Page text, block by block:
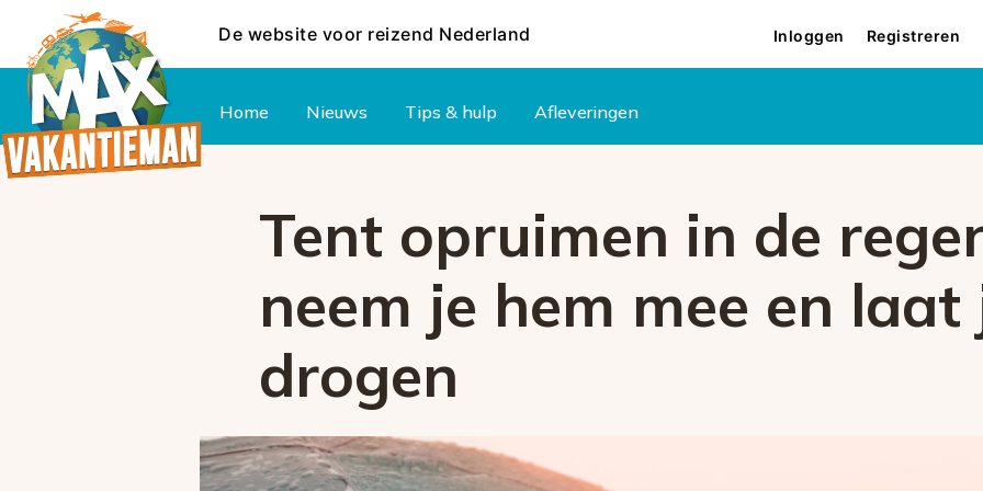
De website voor reizend Nederland Inloggen Registreren
Home Nieuws Tips & hulp Afleveringen
Tent opruimen in de
neem je hem mee en laat
drogen